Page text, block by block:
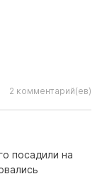
2 комментарий(ев)
посадили на